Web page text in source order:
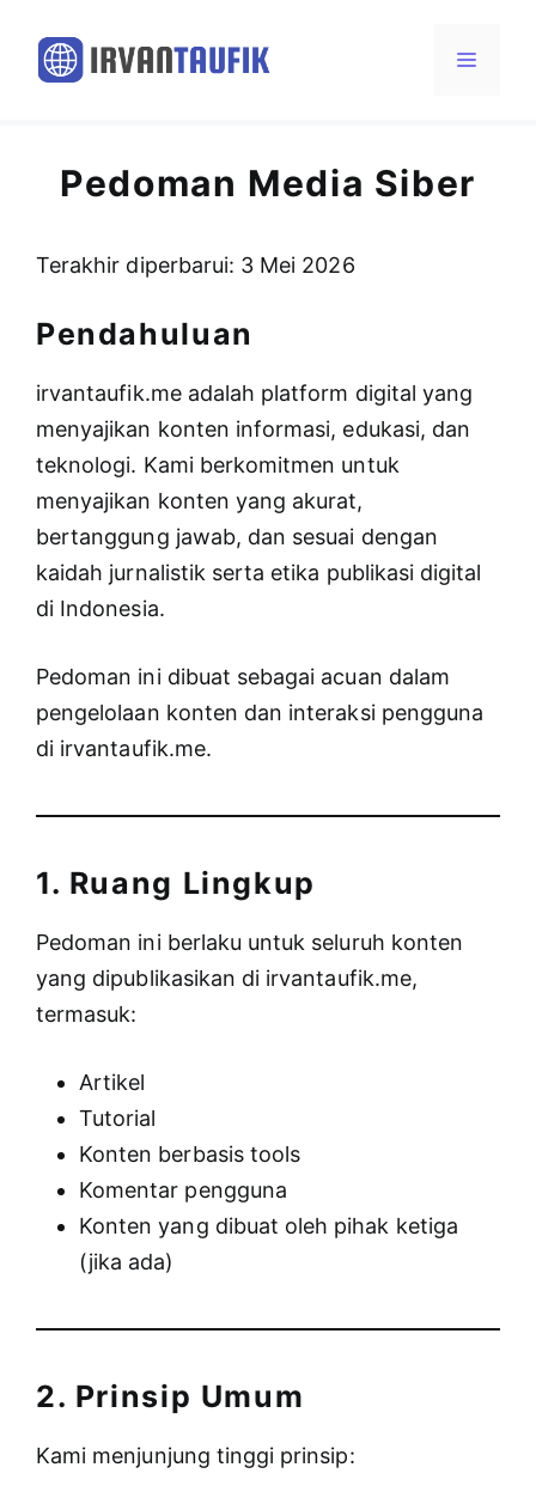
Menu
Pedoman Media Siber
Terakhir diperbarui: 3 Mei 2026
Pendahuluan
irvantaufik.me adalah platform digital yang
menyajikan konten informasi, edukasi, dan
teknologi. Kami berkomitmen untuk
menyajikan konten yang akurat,
bertanggung jawab, dan sesuai dengan
kaidah jurnalistik serta etika publikasi digital
di Indonesia.
Pedoman ini dibuat sebagai acuan dalam
pengelolaan konten dan interaksi pengguna
di irvantaufik.me.
1. Ruang Lingkup
Pedoman ini berlaku untuk seluruh konten
yang dipublikasikan di irvantaufik.me,
termasuk:
Artikel
Tutorial
Konten berbasis tools
Komentar pengguna
Konten yang dibuat oleh pihak ketiga
(jika ada)
2. Prinsip Umum
Kami menjunjung tinggi prinsip: